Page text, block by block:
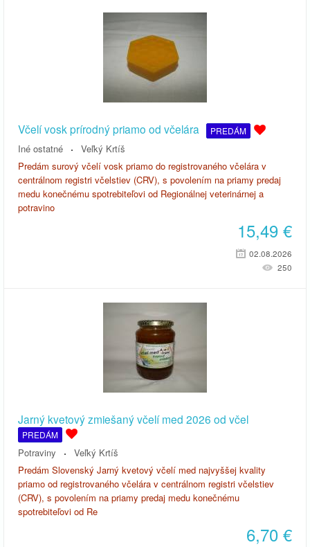
Včelí vosk prírodný priamo od včelára PREDÁM
Iné ostatné
Veľký Krtíš
Predám surový včelí vosk priamo do registrovaného včelára v
centrálnom registri včelstiev (CRV), s povolením na priamy predaj
medu konečnému spotrebiteľovi od Regionálnej veterinárnej a
potravino
15,49 €
02.08.2026
250
Jarný kvetový zmiešaný včelí med 2026 od včel
PREDÁM
Potraviny
Veľký Krtíš
Predám Slovenský Jarný kvetový včelí med najvyššej kvality
priamo od registrovaného včelára v centrálnom registri včelstiev
(CRV), s povolením na priamy predaj medu konečnému
spotrebiteľovi od Re
6,70 €